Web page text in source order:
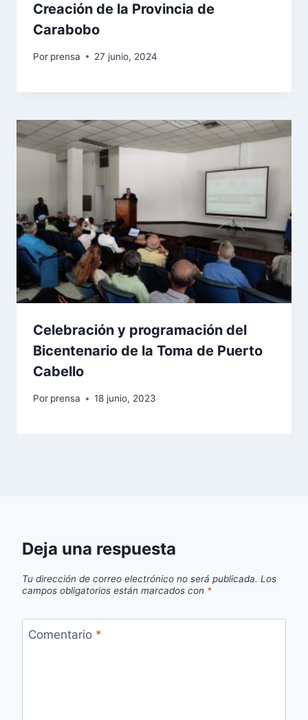
Creación de la Provincia de
Carabobo
Por prensa 27 junio, 2024
Celebración y programación del
Bicentenario de la Toma de Puerto
Cabello
Por prensa 18 junio, 2023
Deja una respuesta
Tu dirección de correo electrónico no será publicada. Los
campos obligatorios están marcados con *
Comentario *